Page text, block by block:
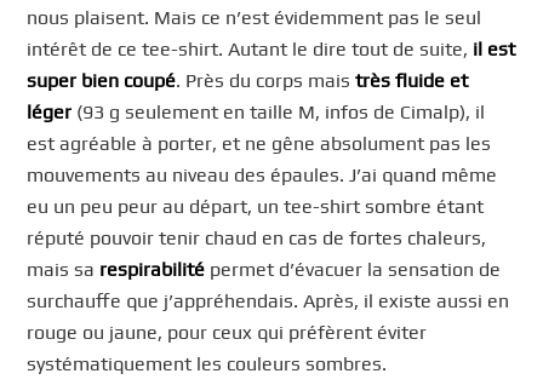
nous plaisent. Mais ce n’est évidemment pas le seul
intérêt de ce tee-shirt. Autant le dire tout de suite, il est
super bien coupé. Près du corps maistrès fluide et
léger (93 g seulement en taille M, infos de Cimalp), il
est agréable à porter, et ne gêne absolument pas les
mouvements au niveau des épaules. J’ai quand même
eu un peu peur au départ, un tee-shirt sombre étant
réputé pouvoir tenir chaud en cas de fortes chaleurs,
mais sa respirabilité permet d’évacuer la sensation de
surchauffe que j’appréhendais. Après, il existe aussi en
rouge ou jaune, pour ceux qui préfèrent éviter
systématiquement les couleurs sombres.